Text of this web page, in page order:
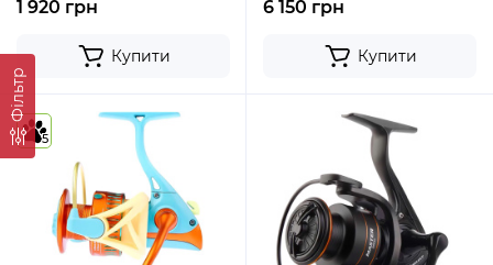
Фільтр
1 920 грн
Купити
6 150 грн
Купити
5